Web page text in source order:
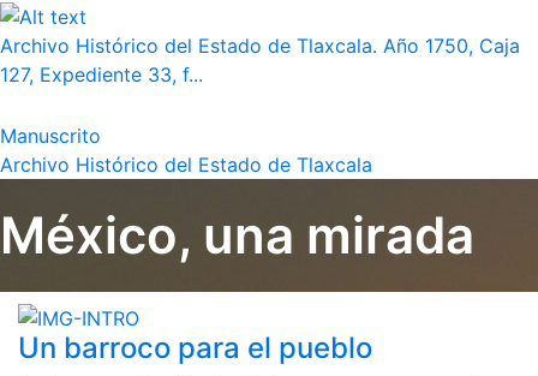
Archivo Histórico del Estado de Tlaxcala. Año 1750, Caja
127, Expediente 33, f...
Manuscrito
Archivo Histórico del Estado de Tlaxcala
México, una mirada
Un barroco para el pueblo